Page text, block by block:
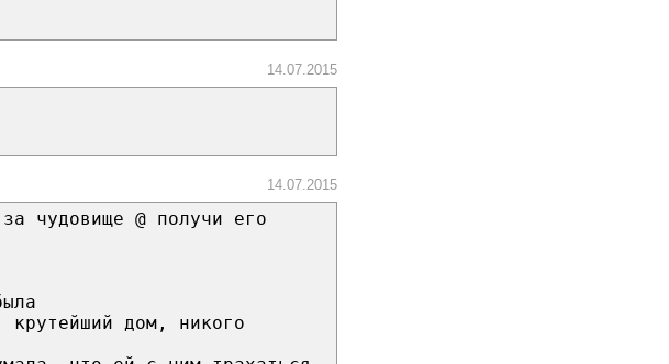
14.07.2015
14.07.2015
чудовище @ получи его
дом, никого